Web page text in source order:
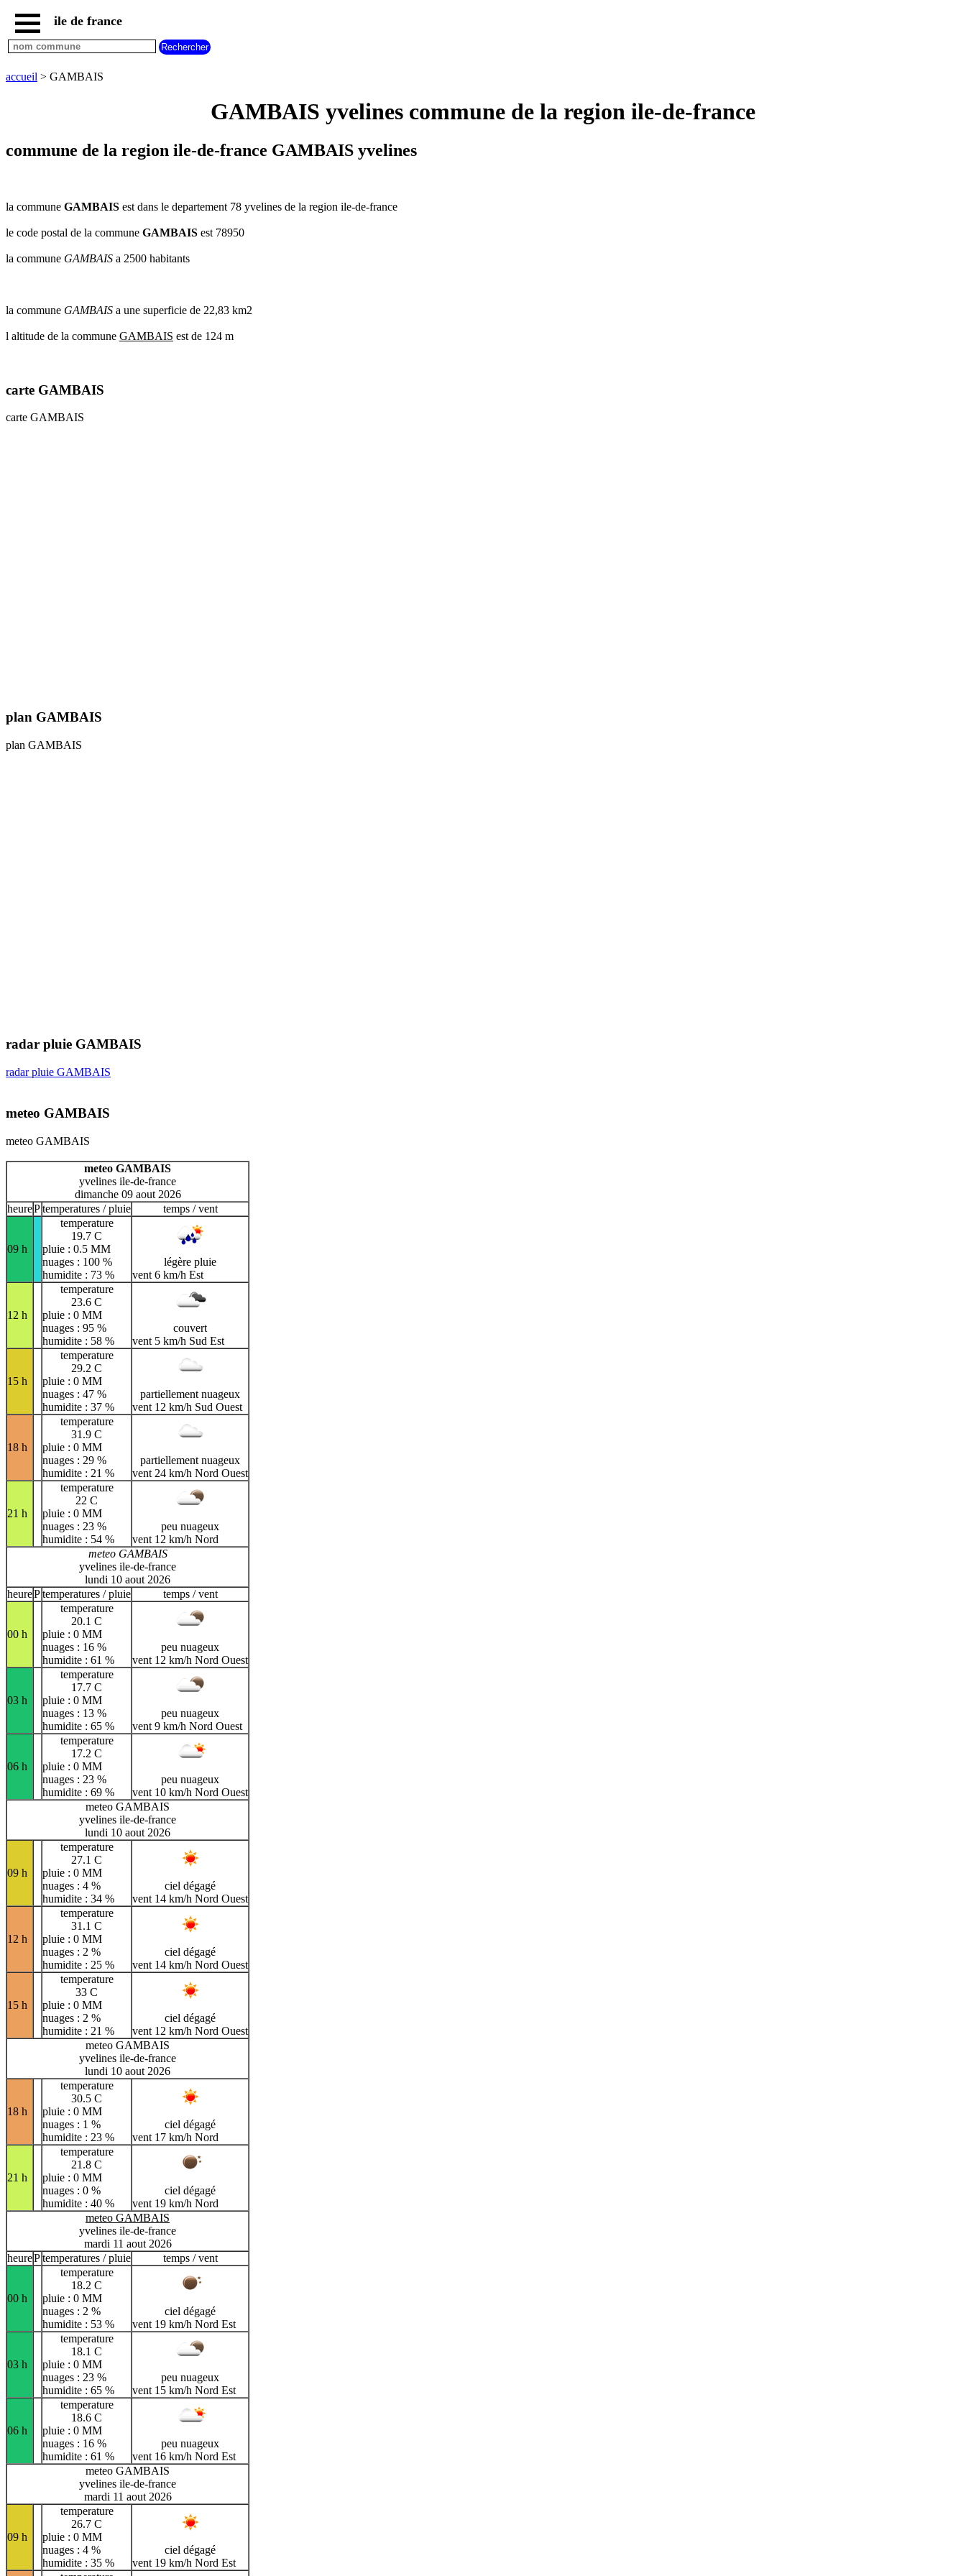
accueil
paris
communes
seine
marne
seine
denis
d
oise
communes
communes
ile de france
accueil > GAMBAIS
GAMBAIS yvelines commune de la region ile-de-france
commune de la region ile-de-france GAMBAIS yvelines
la commune GAMBAIS est dans le departement 78 yvelines de la region ile-de-france
le code postal de la commune GAMBAIS est 78950
la commune GAMBAIS a 2500 habitants
la commune GAMBAIS a une superficie de 22,83 km2
l altitude de la commune GAMBAIS est de 124 m
carte GAMBAIS
carte GAMBAIS
plan GAMBAIS
plan GAMBAIS
radar pluie GAMBAIS
radar pluie GAMBAIS
meteo GAMBAIS
meteo GAMBAIS
meteo GAMBAIS
yvelines ile-de-france
dimanche 09 aout 2026
heurePtemperatures / pluie temps / vent
09 h
temperature
19.7 C
pluie : 0.5 MM
nuages : 100 %
humidite : 73 %
légère pluie
vent 6 km/h Est
12 h
temperature
23.6 C
pluie : 0 MM
nuages : 95 %
humidite : 58 %
couvert
vent 5 km/h Sud Est
15 h
temperature
29.2 C
pluie : 0 MM
nuages : 47 %
humidite : 37 %
partiellement nuageux
vent 12 km/h Sud Ouest
18 h
temperature
31.9 C
pluie : 0 MM
nuages : 29 %
humidite : 21 %
partiellement nuageux
vent 24 km/h Nord Ouest
21 h
temperature
22 C
pluie : 0 MM
nuages : 23 %
humidite : 54 %
peu nuageux
vent 12 km/h Nord
meteo GAMBAIS
yvelines ile-de-france
lundi 10 aout 2026
heurePtemperatures / pluie temps / vent
00 h
temperature
20.1 C
pluie : 0 MM
nuages : 16 %
humidite : 61 %
peu nuageux
vent 12 km/h Nord Ouest
03 h
temperature
17.7 C
pluie : 0 MM
nuages : 13 %
humidite : 65 %
peu nuageux
vent 9 km/h Nord Ouest
06 h
temperature
17.2 C
pluie : 0 MM
nuages : 23 %
humidite : 69 %
peu nuageux
vent 10 km/h Nord Ouest
meteo GAMBAIS
yvelines ile-de-france
lundi 10 aout 2026
09 h
temperature
27.1 C
pluie : 0 MM
nuages : 4 %
humidite : 34 %
ciel dégagé
vent 14 km/h Nord Ouest
12 h
temperature
31.1 C
pluie : 0 MM
nuages : 2 %
humidite : 25 %
ciel dégagé
vent 14 km/h Nord Ouest
15 h
temperature
33 C
pluie : 0 MM
nuages : 2 %
humidite : 21 %
ciel dégagé
vent 12 km/h Nord Ouest
meteo GAMBAIS
yvelines ile-de-france
lundi 10 aout 2026
18 h
temperature
30.5 C
pluie : 0 MM
nuages : 1 %
humidite : 23 %
ciel dégagé
vent 17 km/h Nord
21 h
temperature
21.8 C
pluie : 0 MM
nuages : 0 %
humidite : 40 %
ciel dégagé
vent 19 km/h Nord
meteo GAMBAIS
yvelines ile-de-france
mardi 11 aout 2026
heurePtemperatures / pluie temps / vent
00 h
temperature
18.2 C
pluie : 0 MM
nuages : 2 %
humidite : 53 %
ciel dégagé
vent 19 km/h Nord Est
03 h
temperature
18.1 C
pluie : 0 MM
nuages : 23 %
humidite : 65 %
peu nuageux
vent 15 km/h Nord Est
06 h
temperature
18.6 C
pluie : 0 MM
nuages : 16 %
humidite : 61 %
peu nuageux
vent 16 km/h Nord Est
meteo GAMBAIS
yvelines ile-de-france
mardi 11 aout 2026
09 h
temperature
26.7 C
pluie : 0 MM
nuages : 4 %
humidite : 35 %
ciel dégagé
vent 19 km/h Nord Est